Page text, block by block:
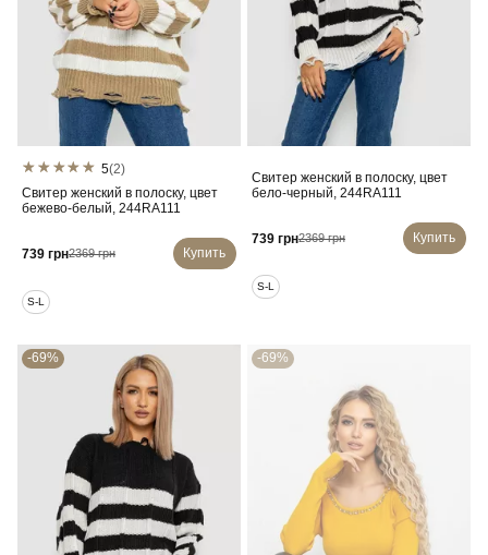
5(2)
Свитер женский в полоску, цвет
бежево-белый, 244RA111
739 грн2369 грн Купить
S-L
Свитер женский в полоску, цвет
бело-черный, 244RA111
739 грн2369 грн Купить
S-L
-69% -69%